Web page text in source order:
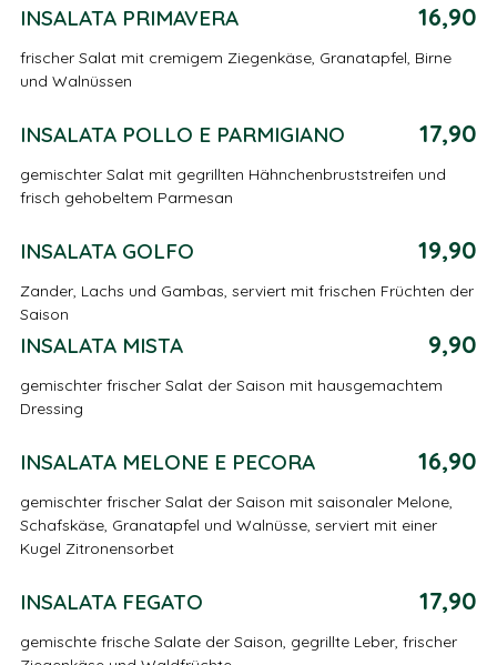
INSALATA PRIMAVERA 16,90
frischer Salat mit cremigem Ziegenkäse, Granatapfel, Birne
und Walnüssen
INSALATA POLLO E PARMIGIANO 17,90
gemischter Salat mit gegrillten Hähnchenbruststreifen und
frisch gehobeltem Parmesan
INSALATA GOLFO 19,90
Zander, Lachs und Gambas, serviert mit frischen Früchten der
Saison
INSALATA MISTA 9,90
gemischter frischer Salat der Saison mit hausgemachtem
Dressing
INSALATA MELONE E PECORA 16,90
gemischter frischer Salat der Saison mit saisonaler Melone,
Schafskäse, Granatapfel und Walnüsse, serviert mit einer
Kugel Zitronensorbet
INSALATA FEGATO 17,90
gemischte frische Salate der Saison, gegrillte Leber, frischer